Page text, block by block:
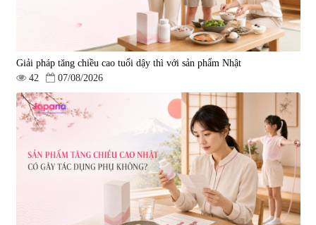
Giải pháp tăng chiều cao tuổi dậy thì với sản phẩm Nhật
42
07/08/2026